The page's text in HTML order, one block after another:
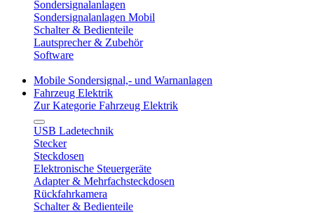
Sondersignalanlagen
Sondersignalanlagen Mobil
Schalter & Bedienteile
Lautsprecher & Zubehör
Software
Mobile Sondersignal,- und Warnanlagen
Fahrzeug Elektrik
Zur Kategorie Fahrzeug Elektrik
USB Ladetechnik
Stecker
Steckdosen
Elektronische Steuergeräte
Adapter & Mehrfachsteckdosen
Rückfahrkamera
Schalter & Bedienteile